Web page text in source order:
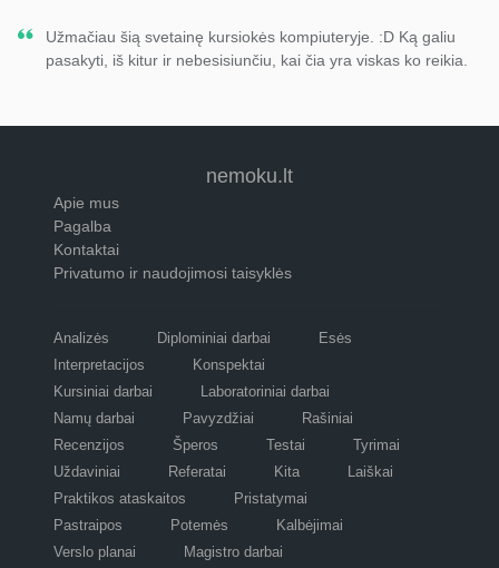
Užmačiau šią svetainę kursiokės kompiuteryje. :D Ką galiu
pasakyti, iš kitur ir nebesisiunčiu, kai čia yra viskas ko reikia.
nemoku.lt
Apie mus
Pagalba
Kontaktai
Privatumo ir naudojimosi taisyklės
Analizės Diplominiai darbai
Esės
Interpretacijos
Konspektai
Kursiniai darbai
Laboratoriniai darbai
Namų darbai
Pavyzdžiai
Rašiniai
Recenzijos
Šperos Testai
Tyrimai
Uždaviniai
Referatai Kita
Laiškai
Praktikos ataskaitos
Pristatymai
Pastraipos
Potemės
Kalbėjimai
Verslo planai
Magistro darbai